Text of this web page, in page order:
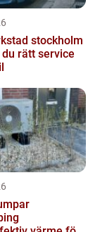
stockholm
rätt service